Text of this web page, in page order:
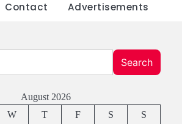
Contact Advertisements
Search
August 2026
W T F S
S